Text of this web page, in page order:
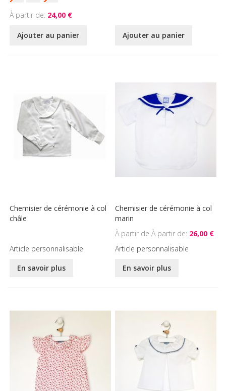
À partir de 24,00 €
Ajouter au panier Ajouter au panier
Chemisier de cérémonie à col
châle
Article personnalisable
En savoir plus
Chemisier de cérémonie à col
marin
À partir de 26,00 €
Article personnalisable
En savoir plus